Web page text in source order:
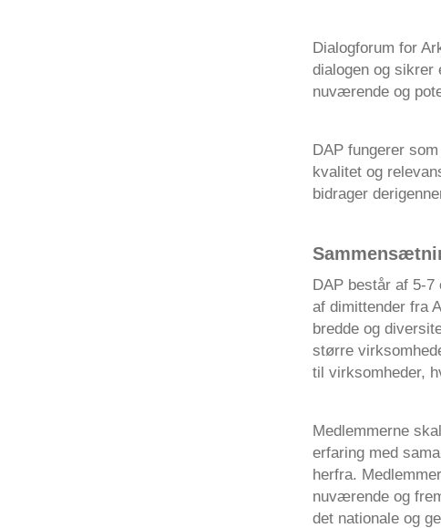
Dialogforum for
dialogen og sikrer
nuværende og
DAP fungerer
kvalitet og
bidrager
DAP består af 5-
af dimittender fra
bredde og
større
til virksomheder,
Medlemmerne
erfaring med
herfra.
nuværende og
det nationale og